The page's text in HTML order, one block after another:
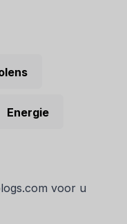
Energie
voor u